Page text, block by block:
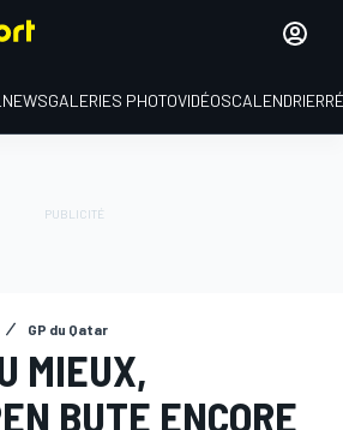
NEWSGALERIES PHOTOVIDÉOSCALENDRIER
GP du Qatar
MIEUX,
BUTE ENCORE